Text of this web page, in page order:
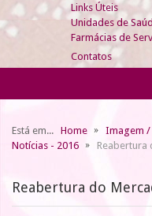
Links Úteis
Unidades de
Farmácias de
Contatos
Está em... Home Imagem /
Notícias - 2016
Reabertura
Reabertura do